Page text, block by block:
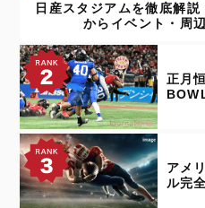
日産スタジアムを徹底解
からイベント・周
正月
アメ
ル完